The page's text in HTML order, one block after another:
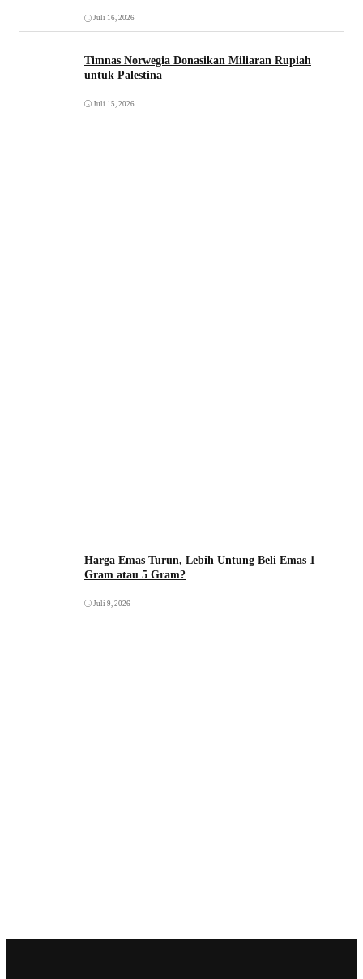
Juli 16, 2026
Timnas Norwegia Donasikan Miliaran Rupiah
untuk Palestina
Juli 15, 2026
Harga Emas Turun, Lebih Untung Beli Emas 1
Gram atau 5 Gram?
Juli 9, 2026